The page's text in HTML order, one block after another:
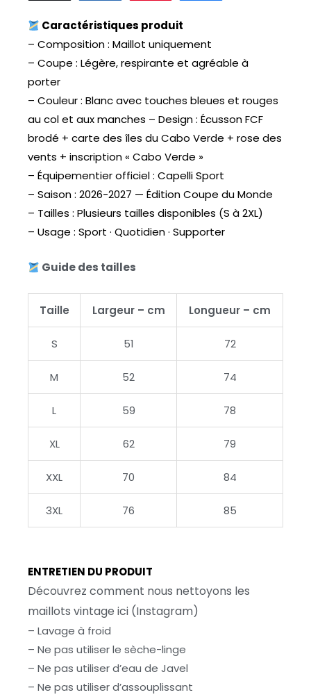
Caractéristiques produit
– Composition : Maillot uniquement
– Coupe : Légère, respirante et agréable à
porter
– Couleur : Blanc avec touches bleues et rouges
au col et aux manches – Design : Écusson FCF
brodé + carte des îles du Cabo Verde + rose des
vents + inscription « Cabo Verde »
– Équipementier officiel : Capelli Sport
– Saison : 2026-2027 — Édition Coupe du Monde
– Tailles : Plusieurs tailles disponibles (S à 2XL)
– Usage : Sport · Quotidien · Supporter
Guide des tailles
Taille Largeur – cm Longueur – cm
S 51 72
M 52 74
L 59 78
XL 62 79
XXL 70 84
3XL 76 85
ENTRETIEN DU PRODUIT
Découvrez comment nous nettoyons les
maillots vintage ici (Instagram)
– Lavage à froid
– Ne pas utiliser le sèche-linge
– Ne pas utiliser d’eau de Javel
– Ne pas utiliser d’assouplissant